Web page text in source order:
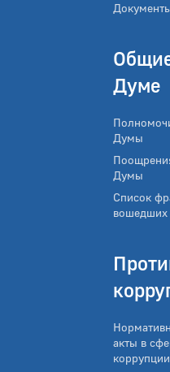
Думе
Думы
Думы
Список
вошедших
Нормативные правовые
акты в
коррупции